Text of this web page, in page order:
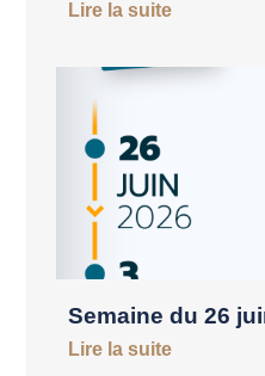
Lire la suite
Semaine du 26
Lire la suite